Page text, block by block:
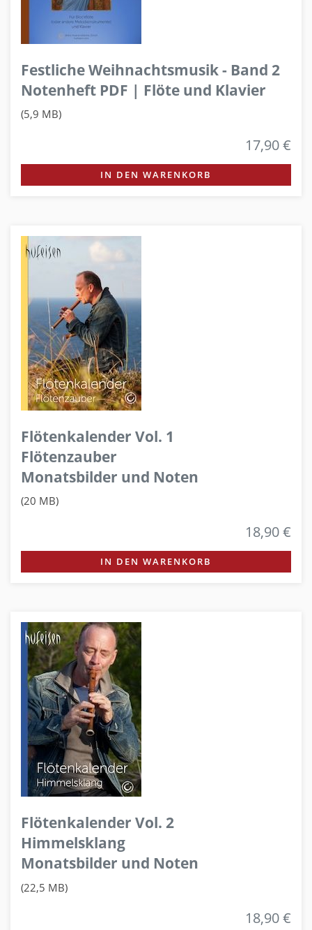
Festliche Weihnachtsmusik - Band 2
Notenheft PDF | Flöte und Klavier
(5,9 MB)
17,90 €
IN DEN WARENKORB
Flötenkalender Vol. 1
Flötenzauber
Monatsbilder und Noten
(20 MB)
18,90 €
IN DEN WARENKORB
Flötenkalender Vol. 2
Himmelsklang
Monatsbilder und Noten
(22,5 MB)
18,90 €